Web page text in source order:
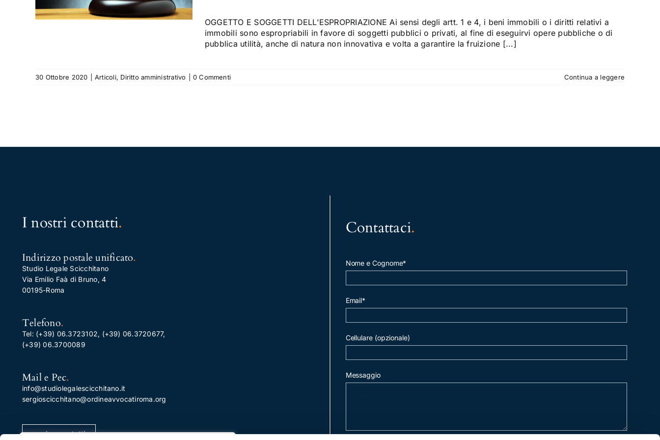
OGGETTO E SOGGETTI DELL'ESPROPRIAZIONE Ai sensi degli artt. 1 e 4, i beni immobili o i diritti relativi a
immobili sono espropriabili in favore di soggetti pubblici o privati, al fine di eseguirvi opere pubbliche o di
pubblica utilità, anche di natura non innovativa e volta a garantire la fruizione [...]
30 Ottobre 2020 Articoli, Diritto amministrativo 0 Commenti Continua a leggere
I nostri contatti.
Indirizzo postale unificato.
Studio Legale Scicchitano
Via Emilio Faà di Bruno, 4
00195-Roma
Telefono.
Tel: (+39) 06.3723102, (+39) 06.3720677,
(+39) 06.3700089
Mail e Pec.
info@studiolegalescicchitano.it
sergioscicchitano@ordineavvocatiroma.org
pagina contatti
Contattaci.
Nome e Cognome*
Email*
Cellulare (opzionale)
Messaggio